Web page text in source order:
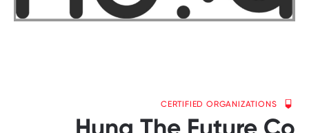
CERTIFIED ORGANIZATIONS